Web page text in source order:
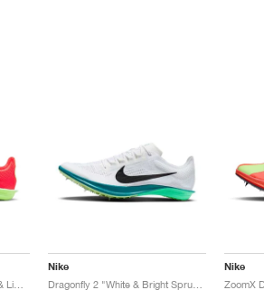
Dragonfly 2 "Bright Crimson & Lime Blast"
Nike
Dragonfly 2 "White & Bright Spruce"
Nike